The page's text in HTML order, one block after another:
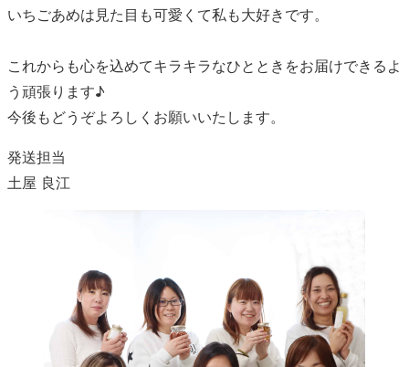
いちごあめは見た目も可愛くて私も大好きです。
これからも心を込めてキラキラなひとときをお届けできるよ
う頑張ります♪
今後もどうぞよろしくお願いいたします。
発送担当
土屋 良江